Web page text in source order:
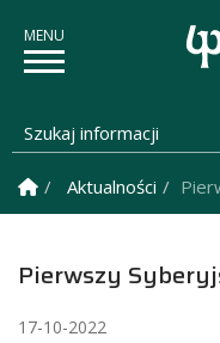
Szukaj informacji
Strona Główna
Aktualności
Pierwszy
17-10-2022